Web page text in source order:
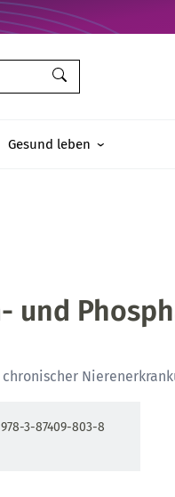
Gesund leben
und
3-87409-803-8